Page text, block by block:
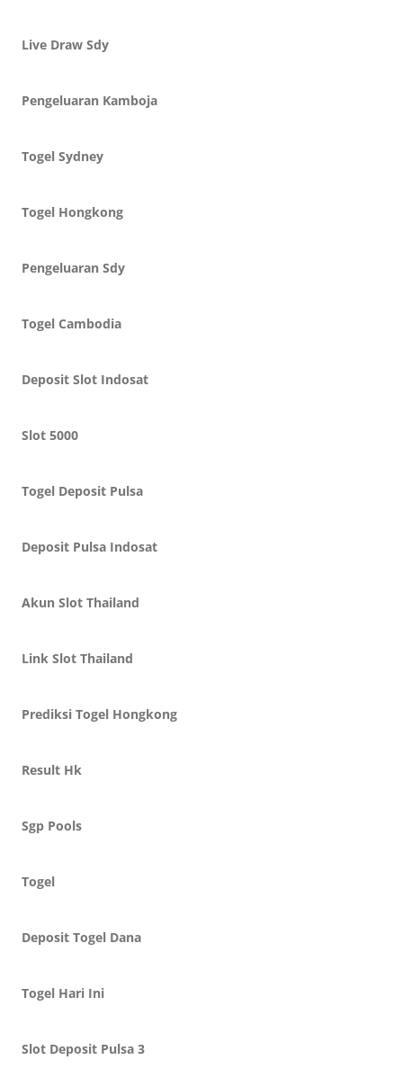
Live Draw Sdy
Pengeluaran Kamboja
Togel Sydney
Togel Hongkong
Pengeluaran Sdy
Togel Cambodia
Deposit Slot Indosat
Slot 5000
Togel Deposit Pulsa
Deposit Pulsa Indosat
Akun Slot Thailand
Link Slot Thailand
Prediksi Togel Hongkong
Result Hk
Sgp Pools
Togel
Deposit Togel Dana
Togel Hari Ini
Slot Deposit Pulsa 3